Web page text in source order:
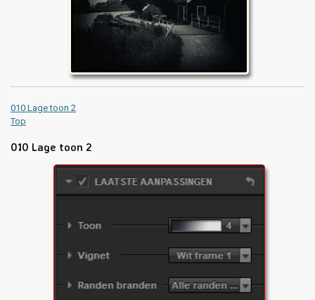
010 Lage toon 2
Top
010 Lage toon 2